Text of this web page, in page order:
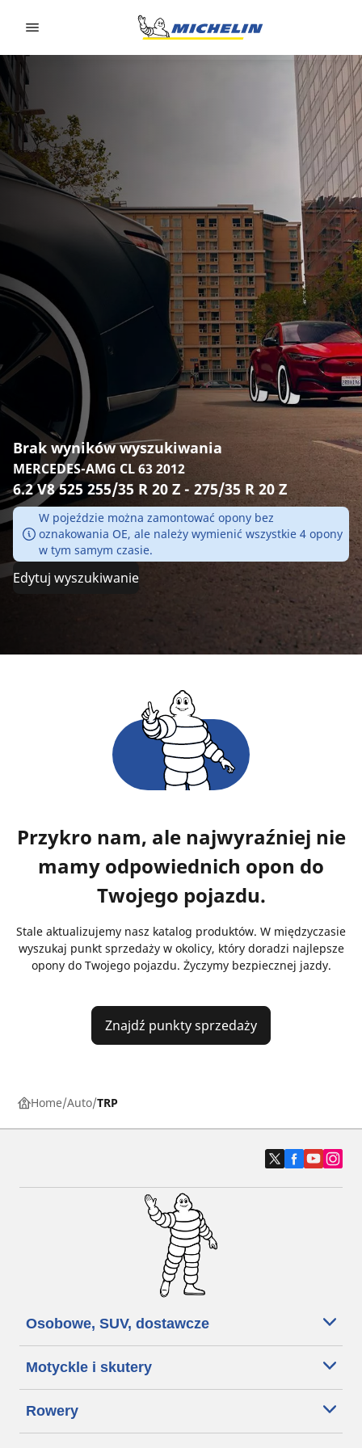
Brak wyników wyszukiwania
MERCEDES-AMG CL 63 2012
6.2 V8 525 255/35 R 20 Z - 275/35 R 20 Z
W pojeździe można zamontować opony bez
oznakowania OE, ale należy wymienić wszystkie 4 opony
w tym samym czasie.
Edytuj wyszukiwanie
Przykro nam, ale najwyraźniej nie
mamy odpowiednich opon do
Twojego pojazdu.
Stale aktualizujemy nasz katalog produktów. W międzyczasie
wyszukaj punkt sprzedaży w okolicy, który doradzi najlepsze
opony do Twojego pojazdu. Życzymy bezpiecznej jazdy.
Znajdź punkty sprzedaży
Home Auto TRP
Osobowe, SUV, dostawcze
Motyckle i skutery
Rowery